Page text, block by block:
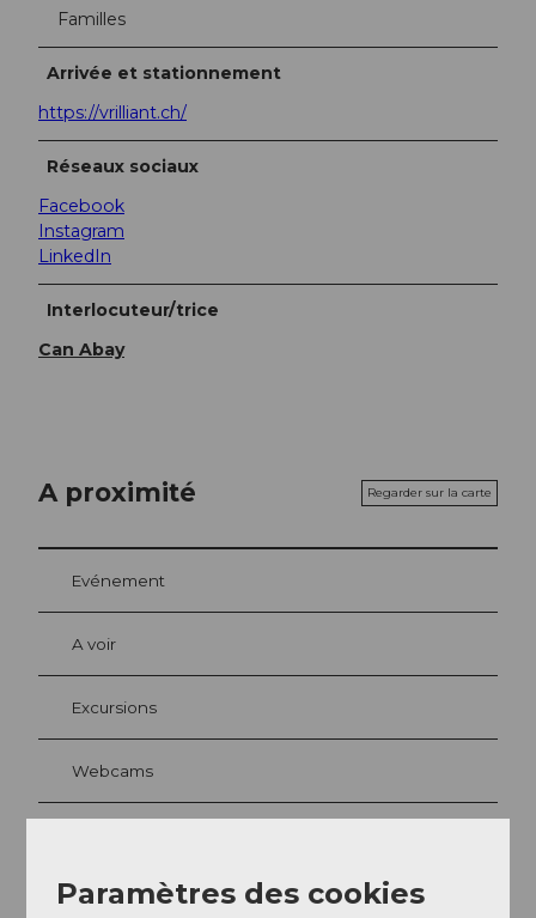
Familles
Arrivée et stationnement
https://vrilliant.ch/
Réseaux sociaux
Facebook
Instagram
LinkedIn
Interlocuteur/trice
Can Abay
A proximité Regarder sur la carte
Evénement
A voir
Excursions
Webcams
Contact
Paramètres des cookies